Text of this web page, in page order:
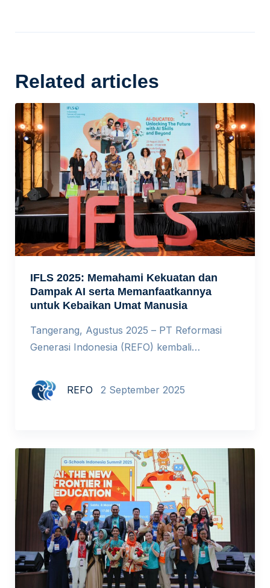
Related articles
IFLS 2025: Memahami Kekuatan dan
Dampak AI serta Memanfaatkannya
untuk Kebaikan Umat Manusia
Tangerang, Agustus 2025 – PT Reformasi
Generasi Indonesia (REFO) kembali
Summit (IFLS) 2025. Menghadirkan sembilan
pembicara yang merupakan praktisi
pembicara ini datang dari Singapura, Jakarta,
hingga Banyuwangi. IFLS 2025 dihadiri oleh
lebih dari 300 peserta yang hadir dari
berbagai […]
REFO 2 September 2025